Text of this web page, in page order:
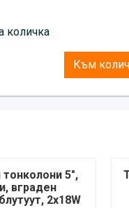
количка
Към
5",
вграден
2x18W